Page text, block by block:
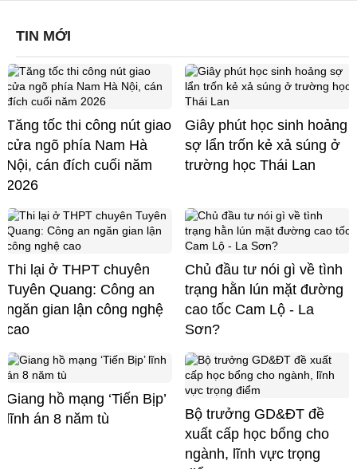
TIN MỚI
Tăng tốc thi công nút giao
cửa ngõ phía Nam Hà
Nội, cán đích cuối năm
2026
Giây phút học sinh hoảng
sợ lẩn trốn kẻ xả súng ở
trường học Thái Lan
Thi lại ở THPT chuyên
Tuyên Quang: Công an
ngăn gian lận công nghệ
cao
Chủ đầu tư nói gì về tình
trạng hằn lún mặt đường
cao tốc Cam Lộ - La
Sơn?
Giang hồ mạng ‘Tiến Bịp’
lĩnh án 8 năm tù
Bộ trưởng GD&ĐT đề
xuất cấp học bổng cho
ngành, lĩnh vực trọng